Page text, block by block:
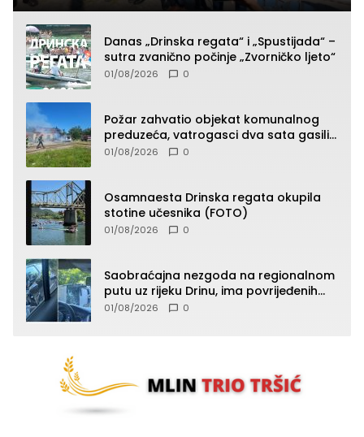
Danas „Drinska regata“ i „Spustijada“ –
sutra zvanično počinje „Zvorničko ljeto“
01/08/2026 0
Požar zahvatio objekat komunalnog
preduzeća, vatrogasci dva sata gasili
vatru (FOTO)
01/08/2026 0
Osamnaesta Drinska regata okupila
stotine učesnika (FOTO)
01/08/2026 0
Saobraćajna nezgoda na regionalnom
putu uz rijeku Drinu, ima povrijeđenih
lica (FOTO)
01/08/2026 0